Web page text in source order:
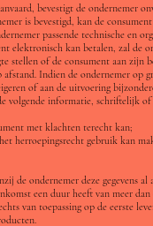
bevestigt de ondernemer
is bevestigd, kan de
passende technische en
elektronisch kan betalen, zal de
stellen of de consument aan
Indien de ondernemer
of aan de uitvoering
volgende informatie, schriftelijk
met klachten terecht kan;
herroepingsrecht gebruik kan
de ondernemer deze gegevens
een duur heeft van meer
van toepassing op de eerste